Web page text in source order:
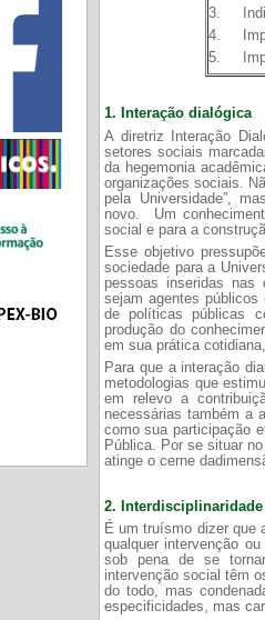
3.
4.
5.
1.
Interação dialógica
A diretriz Interação
setores sociais
da hegemonia
organizações sociais.
pela Universidade”,
novo. Um
social e para a
Esse objetivo
sociedade para a
pessoas inseridas
sejam agentes públicos
de políticas públicas
produção do
em sua prática
Para que a interação
metodologias que
em relevo a
necessárias também a
como sua participação
Pública. Por se situar
atinge o cerne
2.
É um truísmo dizer que
qualquer intervenção
sob pena de se
intervenção social têm
do todo, mas
especificidades, mas